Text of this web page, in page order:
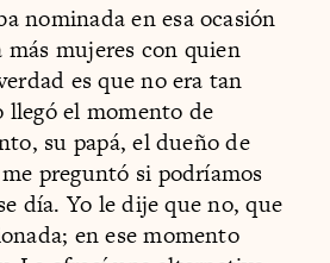
nominada en esa ocasión
más mujeres con quien
es que no era tan
llegó el momento de
su papá, el dueño de
preguntó si podríamos
día. Yo le dije que no, que
en ese momento